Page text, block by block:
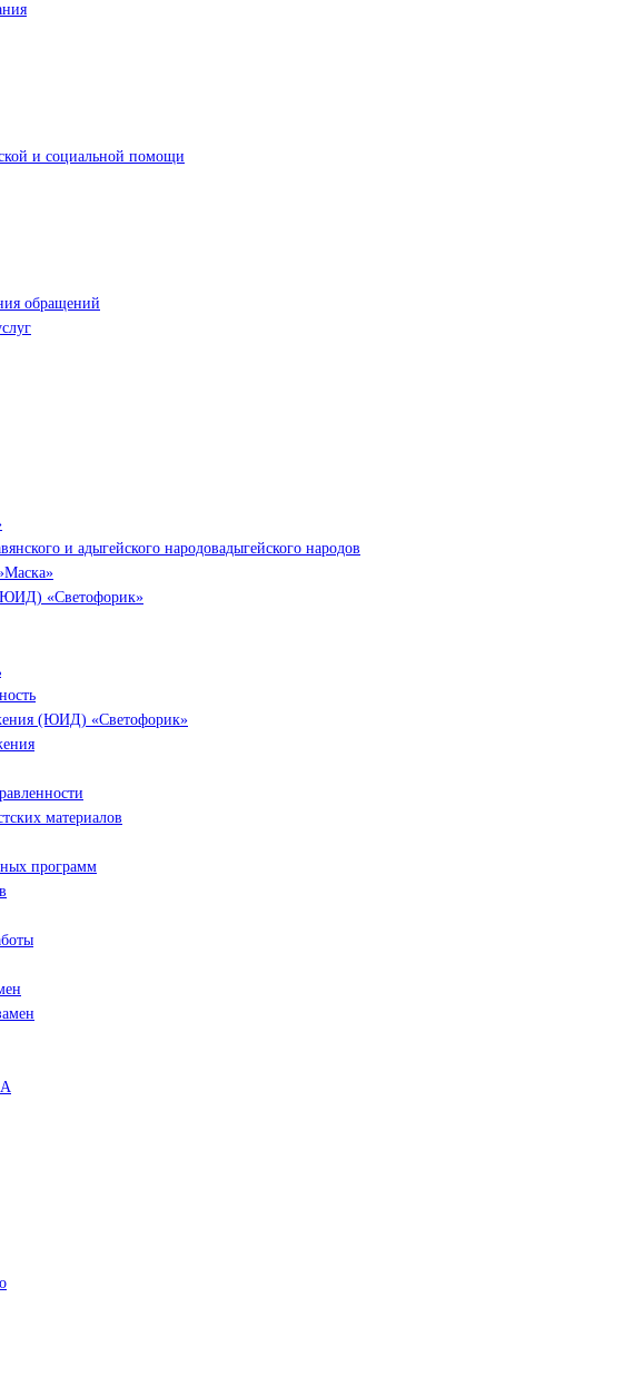
и социальной помощи
обращений
и адыгейского народовадыгейского народов
«Светофорик»
(ЮИД) «Светофорик»
материалов
программ